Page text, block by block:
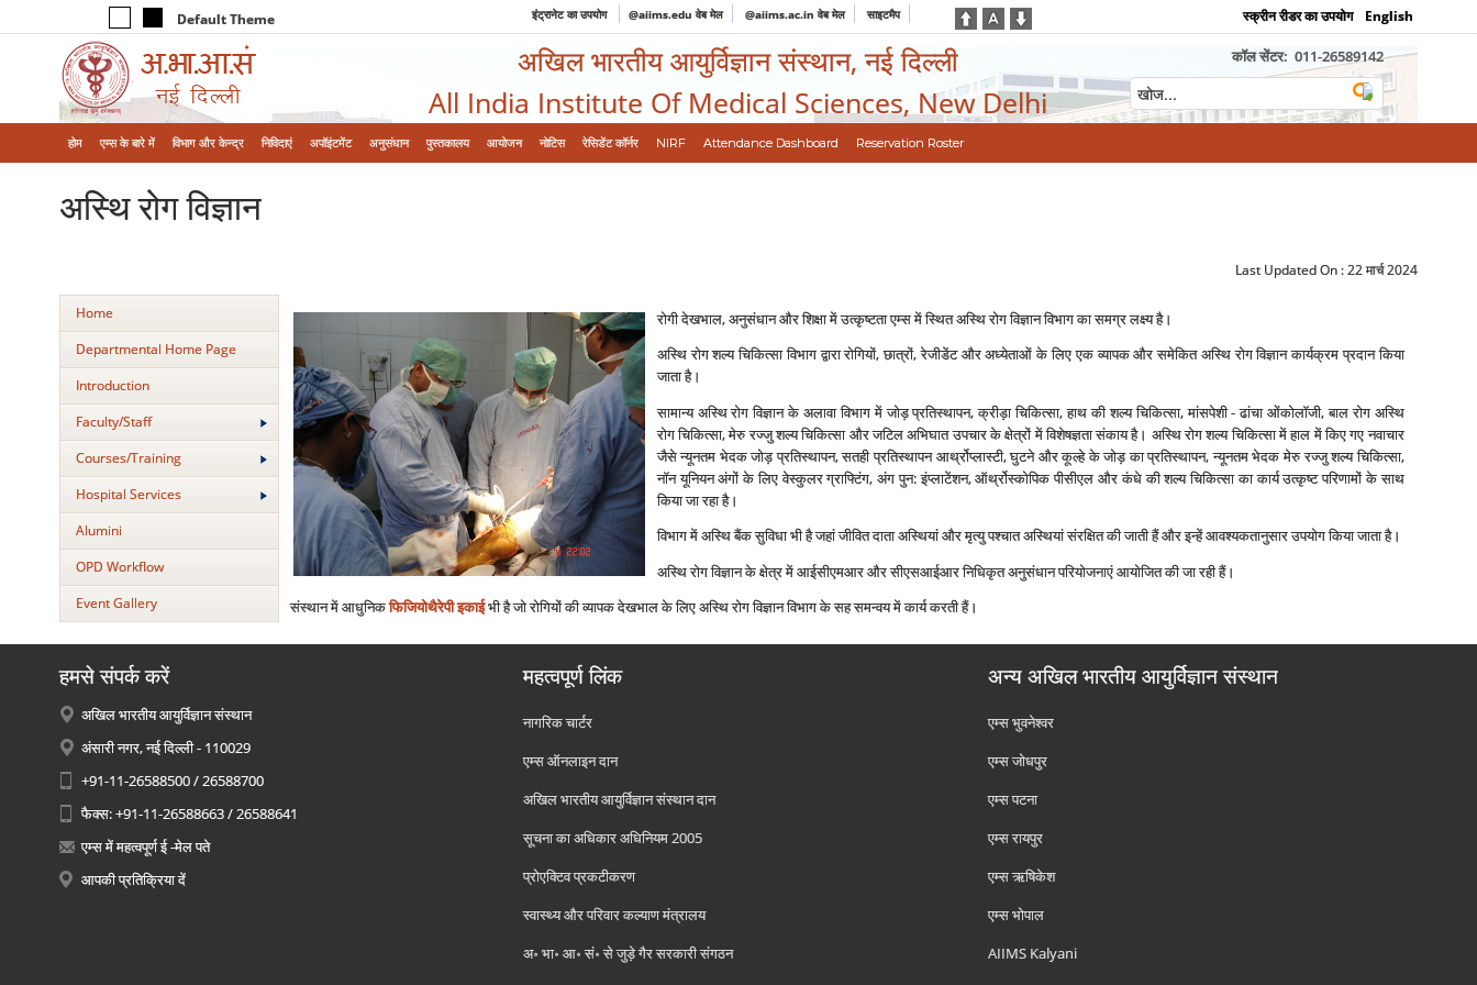
Default Theme इंट्रानेट का उपयोग @aiims.edu वेब मेल @aiims.ac.in वेब मेल साइटमैप स्क्रीन रीडर का उपयोग English
अखिल भारतीय आयुर्विज्ञान संस्थान, नई दिल्ली
All India Institute Of Medical Sciences, New Delhi
कॉल सेंटर: 011-26589142
होम एम्‍स के बारे में विभाग और केन्‍द्र निविदाएं अपॉइंटमेंट अनुसंधान पुस्तकालय आयोजन नोटिस रेसिडेंट कॉर्नर NIRF Attendance Dashboard Reservation Roster
अस्थि रोग विज्ञान
Last Updated On :22 मार्च 2024
Home
Departmental Home Page
Introduction
Faculty/Staff
Courses/Training
Hospital Services
Alumini
OPD Workflow
Event Gallery
रोगी देखभाल, अनुसंधान और शिक्षा में उत्‍कृष्‍टता एम्‍स में स्थित अस्थि रोग विज्ञान विभाग का समग्र लक्ष्‍य है।
अस्थि रोग शल्‍य चिकित्‍सा विभाग द्वारा रोगियों, छात्रों, रेजीडेंट और अध्‍येताओं के लिए एक व्‍यापक और समेकित अस्थि रोग विज्ञान कार्यक्रम प्रदान किया
जाता है।
सामान्‍य अस्थि रोग विज्ञान के अलावा विभाग में जोड़ प्रतिस्‍थापन, क्रीड़ा चिकित्‍सा, हाथ की शल्‍य चिकित्‍सा, मांसपेशी - ढांचा ओंकोलॉजी, बाल रोग अस्थि
रोग चिकित्‍सा, मेरु रज्‍जु शल्‍य चिकित्‍सा और जटिल अभिघात उपचार के क्षेत्रों में विशेषज्ञता संकाय है। अस्थि रोग शल्‍य चिकित्‍सा में हाल में किए गए नवाचार
जैसे न्‍यूनतम भेदक जोड़ प्रतिस्‍थापन, सतही प्रतिस्‍थापन आर्थ्रोप्‍लास्‍टी, घुटने और कूल्‍हे के जोड़ का प्रतिस्‍थापन, न्‍यूनतम भेदक मेरु रज्‍जु शल्‍य चिकित्‍सा,
नॉन यूनियन अंगों के लिए वेस्‍कुलर ग्राफ्टिंग, अंग पुन: इंप्‍लाटेंशन, ऑर्थ्रोस्‍कोपिक पीसीएल और कंधे की शल्‍य चिकित्‍सा का कार्य उत्‍कृष्‍ट परिणामों के साथ
किया जा रहा है।
विभाग में अस्थि बैंक सुविधा भी है जहां जीवित दाता अस्थियां और मृत्‍यु पश्‍चात अस्थियां संरक्षित की जाती हैं और इन्‍हें आवश्‍यकतानुसार उपयोग किया जाता है।
अस्थि रोग विज्ञान के क्षेत्र में आईसीएमआर और सीएसआईआर निधिकृत अनुसंधान परियोजनाएं आयोजित की जा रही हैं।
संस्थान में आधुनिकफिजियोथैरेपी इकाईभी है जो रोगियों की व्‍यापक देखभाल के लिए अस्थि रोग विज्ञान विभाग के सह समन्‍वय में कार्य करती हैं।
हमसे संपर्क करें
अखिल भारतीय आयुर्विज्ञान संस्थान
अंसारी नगर, नई दिल्ली - 110029
+91-11-26588500 / 26588700
फैक्स: +91-11-26588663 / 26588641
एम्स में महत्वपूर्ण ई -मेल पते
आपकी प्रतिक्रिया दें
महत्वपूर्ण लिंक
नागरिक चार्टर
एम्स ऑनलाइन दान
अखिल भारतीय आयुर्विज्ञान संस्थान दान
सूचना का अधिकार अधिनियम 2005
प्रोएक्टिव प्रकटीकरण
स्वास्थ्य और परिवार कल्याण मंत्रालय
अ॰ भा॰ आ॰ सं॰ से जुड़े गैर सरकारी संगठन
अन्य अखिल भारतीय आयुर्विज्ञान संस्थान
एम्‍स भुवनेश्वर
एम्‍स जोधपुर
एम्‍स पटना
एम्‍स रायपुर
एम्‍स ऋषिकेश
एम्‍स भोपाल
AIIMS Kalyani